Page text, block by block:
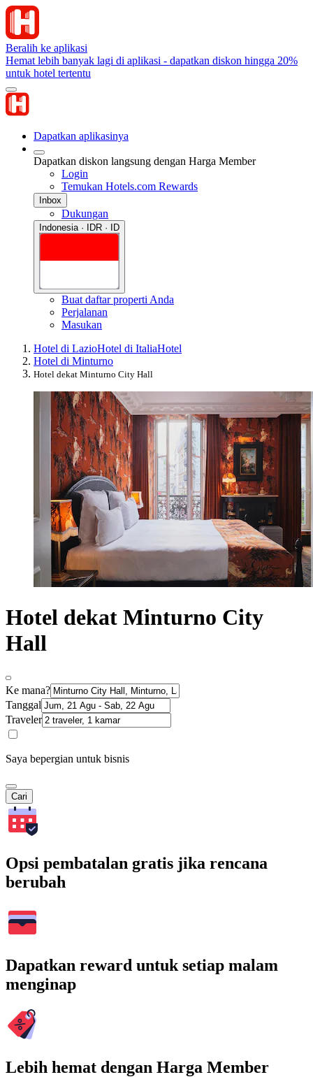
Beralih ke aplikasi
Hemat lebih banyak lagi di aplikasi - dapatkan diskon hingga 20%
untuk hotel tertentu
Dapatkan aplikasinya
Dapatkan diskon langsung dengan Harga Member
Login
Temukan Hotels.com Rewards
Inbox
Dukungan
Indonesia · IDR · ID
Buat daftar properti Anda
Perjalanan
Masukan
Hotel di LazioHotel di ItaliaHotel
Hotel di Minturno
Hotel dekat Minturno City Hall
Hotel dekat Minturno City
Hall
Ke mana?
Tanggal
Traveler
Saya bepergian untuk bisnis
Cari
Opsi pembatalan gratis jika rencana
berubah
Dapatkan reward untuk setiap malam
menginap
Lebih hemat dengan Harga Member